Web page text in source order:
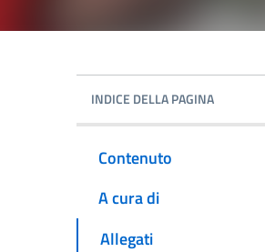
INDICE DELLA PAGINA
Contenuto
A cura di
Allegati